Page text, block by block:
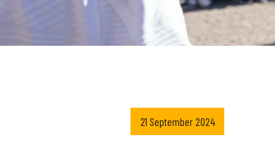
21 September 2024